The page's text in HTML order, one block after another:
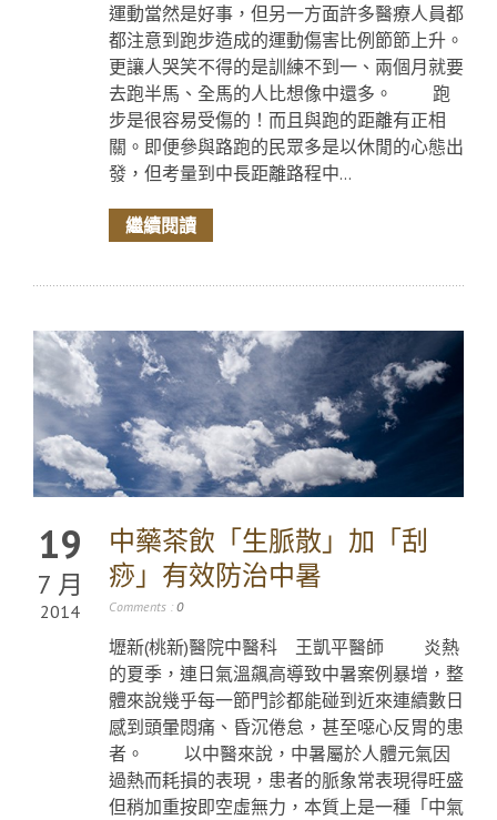
運動當然是好事，但另一方面許多醫療人員都
都注意到跑步造成的運動傷害比例節節上升。
更讓人哭笑不得的是訓練不到一、兩個月就要
去跑半馬、全馬的人比想像中還多。 跑
步是很容易受傷的！而且與跑的距離有正相
關。即便參與路跑的民眾多是以休閒的心態出
發，但考量到中長距離路程中...
繼續閱讀
19
7 月
2014
中藥茶飲「生脈散」加「刮
痧」有效防治中暑
Comments : 0
壢新(桃新)醫院中醫科 王凱平醫師 炎熱
的夏季，連日氣溫飆高導致中暑案例暴增，整
體來說幾乎每一節門診都能碰到近來連續數日
感到頭暈悶痛、昏沉倦怠，甚至噁心反胃的患
者。 以中醫來說，中暑屬於人體元氣因
過熱而耗損的表現，患者的脈象常表現得旺盛
但稍加重按即空虛無力，本質上是一種「中氣